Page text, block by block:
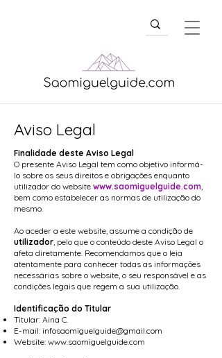
Aviso Legal
Finalidade deste Aviso Legal
O presente Aviso Legal tem como objetivo informá-
lo sobre os seus direitos e obrigações enquanto
utilizador do website www.saomiguelguide.com,
bem como estabelecer as normas de utilização do
mesmo.
Ao aceder a este website, assume a condição de
utilizador, pelo que o conteúdo deste Aviso Legal o
afeta diretamente. Recomendamos que o leia
atentamente para conhecer todas as informações
necessárias sobre o website, o seu responsável e as
condições legais que regem a sua utilização.
Identificação do Titular
Titular: Aina C.
E-mail: infosaomiguelguide@gmail.com
Website: www.saomiguelguide.com